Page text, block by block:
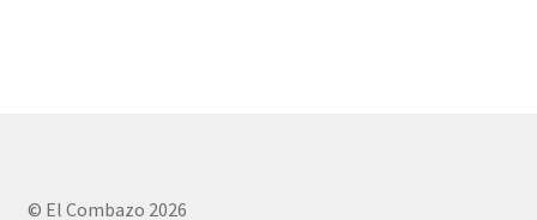
© El Combazo 2026